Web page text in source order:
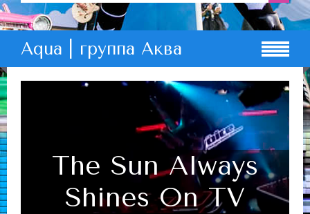
Aqua | группа Аква
The Sun Always
Shines On TV